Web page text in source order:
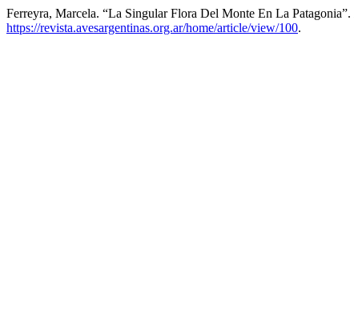
Ferreyra, Marcela. “La Singular Flora Del Monte En La Patagonia”.
https://revista.avesargentinas.org.ar/home/article/view/100.